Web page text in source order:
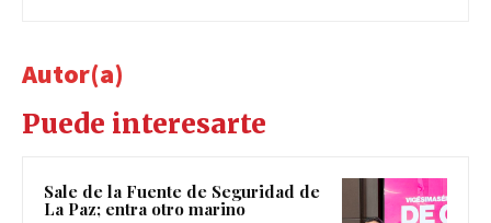
Autor(a)
Puede interesarte
Sale de la Fuente de Seguridad de
La Paz; entra otro marino